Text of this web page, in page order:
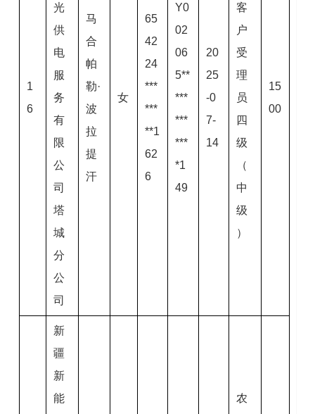
1
6
光
供
电
服
务
有
限
公
司
塔
城
分
公
司
马
合
帕
勒·
波
拉
提
汗
女
65
42
24
***
***
**1
62
6
Y0
02
06
5**
***
***
***
*1
49
20
25
-0
7-
14
客
户
受
理
员
四
级
（
中
级
）
15
00
新
疆
新
能
农